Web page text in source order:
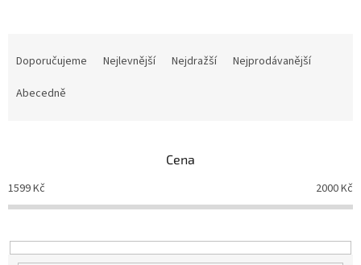
o
d
k
t
Doporučujeme Nejlevnější Nejdražší
Nejprodávanější
Abecedně
Cena
1599Kč 2000Kč